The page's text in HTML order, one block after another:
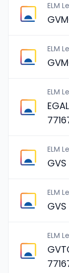
ELM
ELM
ELM
ELM
ELM
ELM